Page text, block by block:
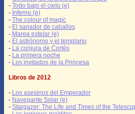
- Todo bajo el cielo (e)
- Inferno (e)
- The colour of magic
- El sanador de caballos
- Marea estelar (e)
- El astrónomo y el templario
- La conjura de Cortés
- La primera noche
- Los invitados de la Princesa
Libros de 2012
- Los asesinos del Emperador
- Navegante Solar (e)
- Stargazer: The Life and Times of the